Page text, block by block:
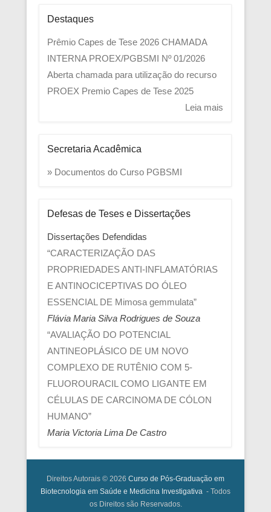
Destaques
Prêmio Capes de Tese 2026 CHAMADA
INTERNA PROEX/PGBSMI Nº 01/2026
Aberta chamada para utilização do recurso
PROEX Premio Capes de Tese 2025
Leia mais
Secretaria Acadêmica
» Documentos do Curso PGBSMI
Defesas de Teses e Dissertações
Dissertações Defendidas
“CARACTERIZAÇÃO DAS
PROPRIEDADES ANTI-INFLAMATÓRIAS
E ANTINOCICEPTIVAS DO ÓLEO
ESSENCIAL DE Mimosa gemmulata”
Flávia Maria Silva Rodrigues de Souza
“AVALIAÇÃO DO POTENCIAL
ANTINEOPLÁSICO DE UM NOVO
COMPLEXO DE RUTÊNIO COM 5-
FLUOROURACIL COMO LIGANTE EM
CÉLULAS DE CARCINOMA DE CÓLON
HUMANO”
Maria Victoria Lima De Castro
Direitos Autorais © 2026 Curso de Pós-Graduação em
Biotecnologia em Saúde e Medicina Investigativa - Todos
os Direitos são Reservados.